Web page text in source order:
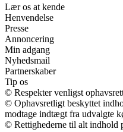
Lær os at kende
Henvendelse
Presse
Annoncering
Min adgang
Nyhedsmail
Partnerskaber
Tip os
© Respekter venligst
© Ophavsretligt beskyttet
modtage indtægt fra udvalgte
© Rettighederne til alt indhold